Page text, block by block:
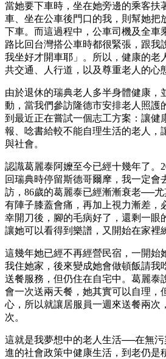
當她要下車時，坐在她旁邊的乘客扶
車、坐在公車後門口的我，則幫她把
下車。而這過程中，公車司機及全車
路比回台灣搭公車時都很緊張，跟我
我坐好才開車耶」。所以，健康的老
共交通、人行道，以及尊重老人的心
由於退休的瑞典老人多半身體健康，
動，當我們參訪隆德市安排老人照護
到最近正在嘗試一個志工方案：讓健
報、唸書給較不能自理生活的老人，
與社會。
認識葛麗泰阿嬤至今已經十幾年了。
回瑞典時停留斯德哥爾摩，我一定會
訪，86歲的葛麗泰已經漸漸衰老──尤
有陣子膝蓋會痛，再加上視力漸差，
幸開刀後，腳的毛病好了，還剩一眼
讓她可以看得到樂譜，又開始在家裡
這幾年她已經不再經營民宿，一開始
我住她家，後來變成她會做頓飯請我
送餐服務，但仍住在自宅中。葛麗泰
會一次送兩天餐，她其實可以自理，
心，所以就讓居服員一週來送餐兩次
次。
這就是我夢想中的老人生活──在無
進的社會政策中健康生活，到老仍是